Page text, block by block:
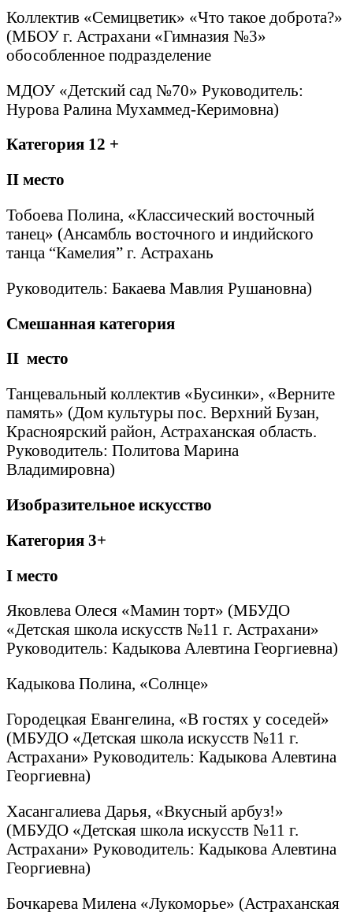
Коллектив «Семицветик» «Что такое доброта?»
(МБОУ г. Астрахани «Гимназия №3»
обособленное подразделение
МДОУ «Детский сад №70» Руководитель:
Нурова Ралина Мухаммед-Керимовна)
Категория 12 +
II место
Тобоева Полина, «Классический восточный
танец» (Ансамбль восточного и индийского
танца “Камелия” г. Астрахань
Руководитель: Бакаева Мавлия Рушановна)
Смешанная категория
II место
Танцевальный коллектив «Бусинки», «Верните
память» (Дом культуры пос. Верхний Бузан,
Красноярский район, Астраханская область.
Руководитель: Политова Марина
Владимировна)
Изобразительное искусство
Категория 3+
I место
Яковлева Олеся «Мамин торт» (МБУДО
«Детская школа искусств №11 г. Астрахани»
Руководитель: Кадыкова Алевтина Георгиевна)
Кадыкова Полина, «Солнце»
Городецкая Евангелина, «В гостях у соседей»
(МБУДО «Детская школа искусств №11 г.
Астрахани» Руководитель: Кадыкова Алевтина
Георгиевна)
Хасангалиева Дарья, «Вкусный арбуз!»
(МБУДО «Детская школа искусств №11 г.
Астрахани» Руководитель: Кадыкова Алевтина
Георгиевна)
Бочкарева Милена «Лукоморье» (Астраханская